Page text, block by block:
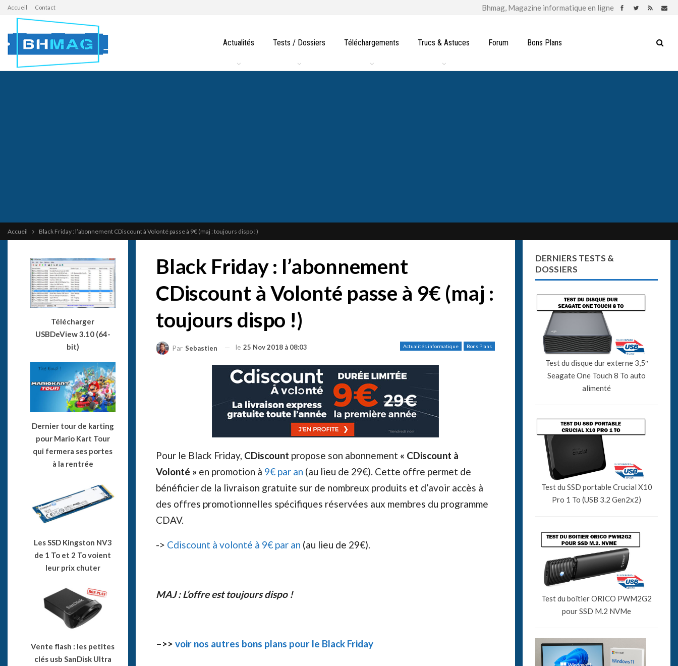
Accueil Contact
Actualités Tests / Dossiers Téléchargements Trucs & Astuces Forum Bons Plans
Accueil Black Friday : l’abonnement CDiscount à Volonté passe à 9€ (maj : toujours dispo !)
Black Friday : l’abonnement
CDiscount à Volonté passe à 9€ (maj :
toujours dispo !)
Actualités informatique Bons Plans
Par Sebastien le 25 Nov 2018 à 08:03
Pour le Black Friday, CDiscount propose son abonnement « CDiscount à
Volonté » en promotion à 9€ par an (au lieu de 29€). Cette offre permet de
bénéficier de la livraison gratuite sur de nombreux produits et d’avoir accès à
des offres promotionnelles spécifiques réservées aux membres du programme
CDAV.
-> Cdiscount à volonté à 9€ par an (au lieu de 29€).
MAJ : L’offre est toujours dispo !
–>> voir nos autres bons plans pour le Black Friday
DERNIERS TESTS &
DOSSIERS
Test du disque dur externe 3,5″
Seagate One Touch 8 To auto
alimenté
Test du SSD portable Crucial X10
Pro 1 To (USB 3.2 Gen2x2)
Test du boîtier ORICO PWM2G2
pour SSD M.2 NVMe
Télécharger
USBDeView 3.10 (64-
bit)
Dernier tour de karting
pour Mario Kart Tour
qui fermera ses portes
à la rentrée
Les SSD Kingston NV3
de 1 To et 2 To voient
leur prix chuter
Vente flash : les petites
clés usb SanDisk Ultra